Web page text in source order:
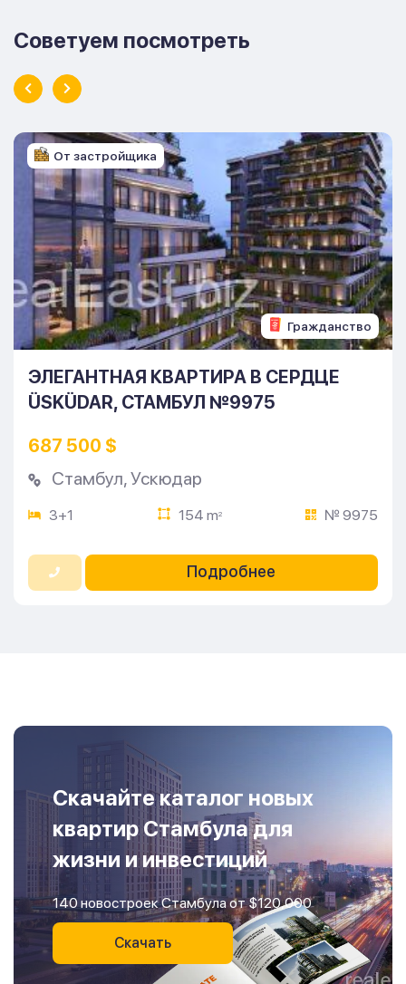
Советуем посмотреть
Гражданство
От застройщика
ЭЛЕГАНТНАЯ КВАРТИРА В СЕРДЦЕ
ÜSKÜDAR, СТАМБУЛ №9975
687 500 $
Стамбул,Ускюдар
3+1 154 m2 № 9975
Подробнее
Скачайте каталог новых
квартир Стамбула для
жизни и инвестиций
140 новостроек Стамбула от $120,000
Скачать